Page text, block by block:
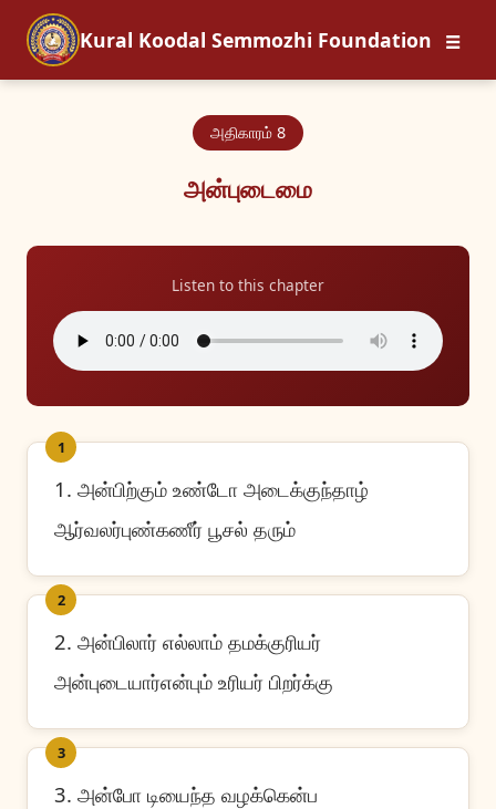
Kural Koodal Semmozhi Foundation ☰
அதிகாரம் 8
அன்புடைமை
Listen to this chapter
1
1. அன்பிற்கும் உண்டோ அடைக்குந்தாழ்
ஆர்வலர்புண்கணீர் பூசல் தரும்
2
2. அன்பிலார் எல்லாம் தமக்குரியர்
அன்புடையார்என்பும் உரியர் பிறர்க்கு
3
3. அன்போ டியைந்த வழக்கென்ப